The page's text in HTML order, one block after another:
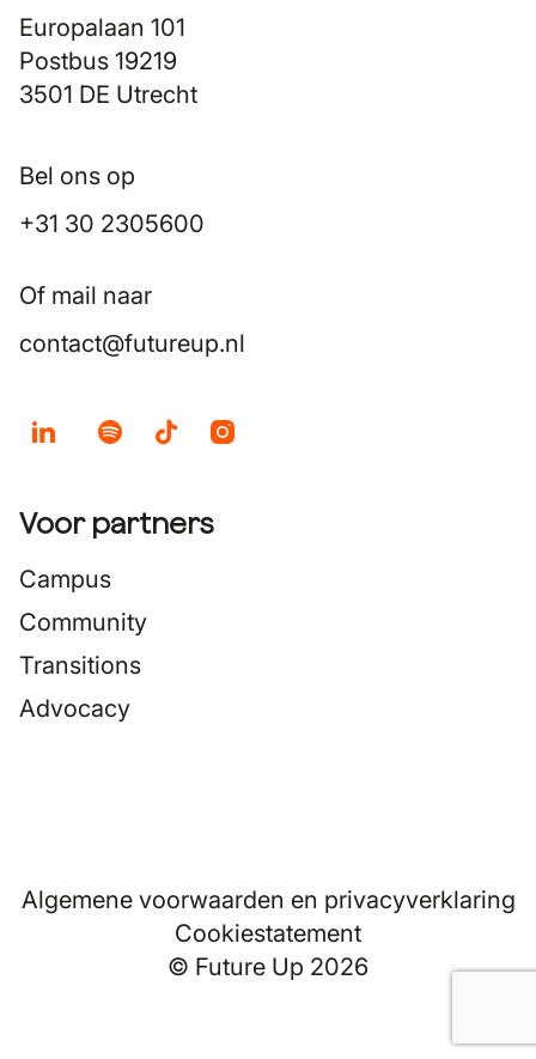
Europalaan 101
Postbus 19219
3501 DE Utrecht
Bel ons op
+31 30 2305600
Of mail naar
contact@futureup.nl
Voor partners
Campus
Community
Transitions
Advocacy
Algemene voorwaarden en privacyverklaring
Cookiestatement
© Future Up 2026